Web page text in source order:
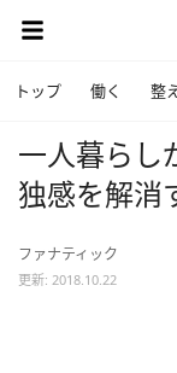
トップ 働く 整
一人暮ら
独感を解消
ファナティック
更新: 2018.10.22